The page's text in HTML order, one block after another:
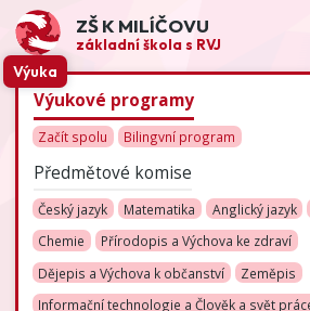
ZŠ K MILÍČOVU
základní škola s RVJ
Výuka
Výukové programy
Začít spolu Bilingvní program
Předmětové komise
Český jazyk Matematika Anglický jazyk
Chemie
Přírodopis a Výchova ke zdraví
Dějepis a Výchova k občanství
Zeměpis
Informační technologie a Člověk a svět